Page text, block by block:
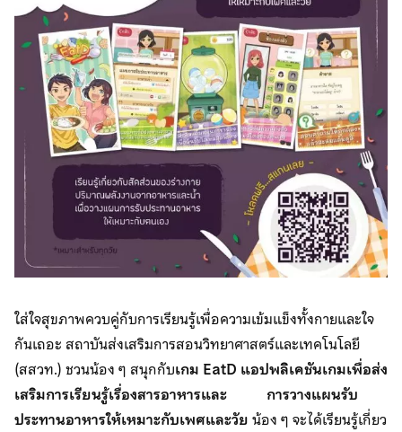
ใส่ใจสุขภาพควบคู่กับการเรียนรู้เพื่อความเข้มแข็งทั้งกายและใจ
กันเถอะ สถาบันส่งเสริมการสอนวิทยาศาสตร์และเทคโนโลยี
(สสวท.) ชวนน้อง ๆ สนุกกับเกม EatD แอปพลิเคชันเกมเพื่อส่ง
เสริมการเรียนรู้เรื่องสารอาหารและ การวางแผนรับ
ประทานอาหารให้เหมาะกับเพศและวัยน้อง ๆ จะได้เรียนรู้เกี่ยว